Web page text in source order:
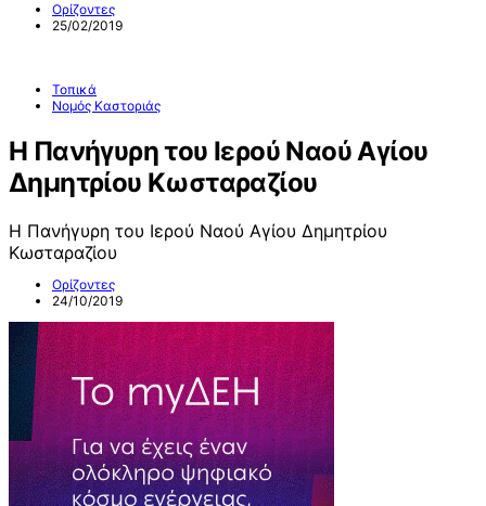
Ορίζοντες
25/02/2019
Τοπικά
Νομός Καστοριάς
Η Πανήγυρη του Ιερού Ναού Αγίου
Δημητρίου Κωσταραζίου
Η Πανήγυρη του Ιερού Ναού Αγίου Δημητρίου
Κωσταραζίου
Ορίζοντες
24/10/2019